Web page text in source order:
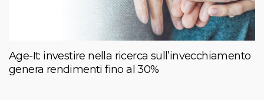
Age-It: investire nella ricerca sull’invecchiamento
genera rendimenti fino al 30%